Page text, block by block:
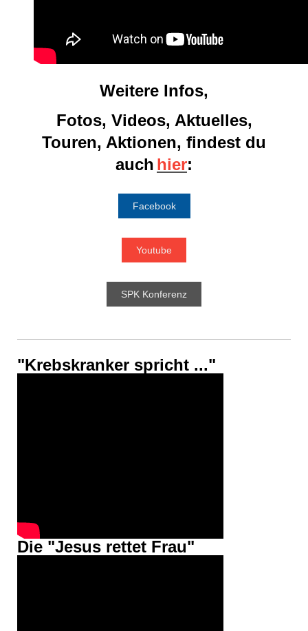
Weitere Infos,
Fotos, Videos, Aktuelles,
Touren, Aktionen, findest du
auch hier:
Facebook
Youtube
SPK Konferenz
"Krebskranker spricht ..."
Die "Jesus rettet Frau"